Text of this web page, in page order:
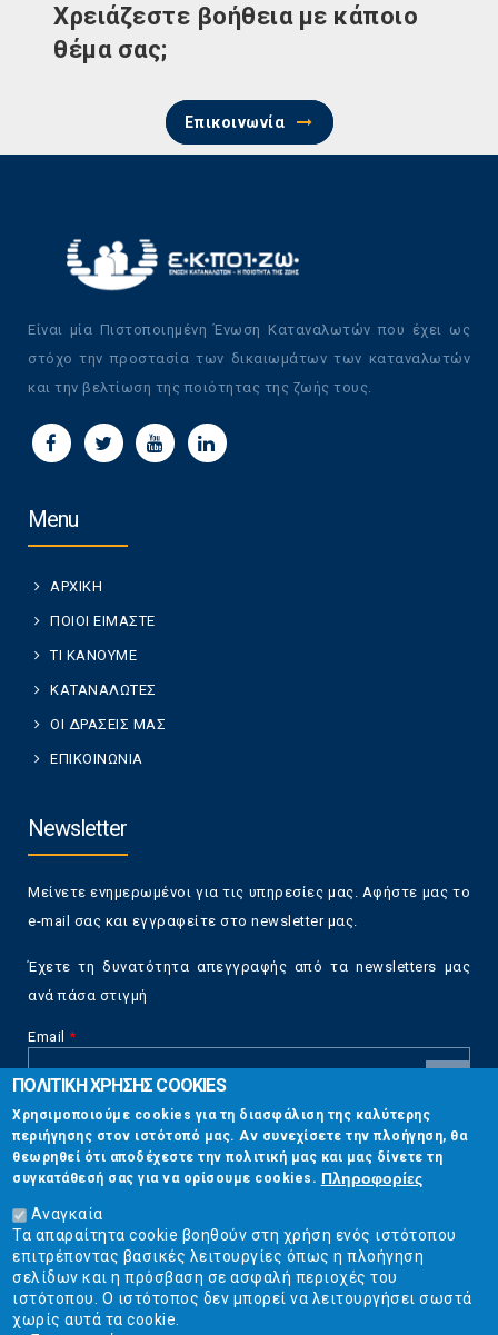
Χρειάζεστε βοήθεια με κάποιο
θέμα σας;
Επικοινωνία
Είναι μία Πιστοποιημένη Ένωση Καταναλωτών που έχει ως
στόχο την προστασία των δικαιωμάτων των καταναλωτών
και την βελτίωση της ποιότητας της ζωής τους.
Menu
ΑΡΧΙΚΗ
ΠΟΙΟΙ ΕΙΜΑΣΤΕ
ΤΙ ΚΑΝΟΥΜΕ
ΚΑΤΑΝΑΛΩΤΕΣ
ΟΙ ΔΡΑΣΕΙΣ ΜΑΣ
ΕΠΙΚΟΙΝΩΝΙΑ
Newsletter
Μείνετε ενημερωμένοι για τις υπηρεσίες μας. Αφήστε μας το
e-mail σας και εγγραφείτε στο newsletter μας.
Έχετε τη δυνατότητα απεγγραφής από τα newsletters μας
ανά πάσα στιγμή
Email *
CAPTCHA
This
question is
for testing
whether or
not you are a
human visitor
and to
prevent
automated
spam
submissions.
Επικοινωνία
Στουρνάρη 17, Αθήνα 10683
2103304444
info@ekpizo.gr
www.ekpizo.gr
ΠΟΛΙΤΙΚΗ ΧΡΗΣΗΣ COOKIES
Χρησιμοποιούμε cookies για τη διασφάλιση της καλύτερης
περιήγησης στον ιστότοπό μας. Αν συνεχίσετε την πλοήγηση, θα
θεωρηθεί ότι αποδέχεστε την πολιτική μας και μας δίνετε τη
συγκατάθεσή σας για να ορίσουμε cookies. Πληροφορίες
Αναγκαία
Τα απαραίτητα cookie βοηθούν στη χρήση ενός ιστότοπου
επιτρέποντας βασικές λειτουργίες όπως η πλοήγηση
σελίδων και η πρόσβαση σε ασφαλή περιοχές του
ιστότοπου. Ο ιστότοπος δεν μπορεί να λειτουργήσει σωστά
χωρίς αυτά τα cookie.